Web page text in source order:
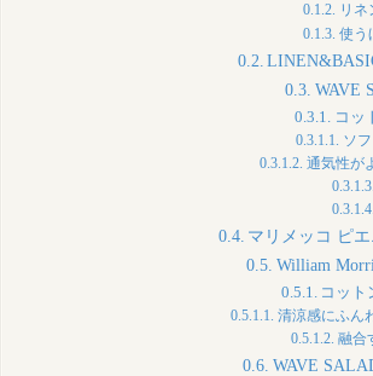
リ
使う
WAVE
コッ
ソ
通気性が
マリメッコ ピ
William
コット
清涼感にふん
融合
WAVE